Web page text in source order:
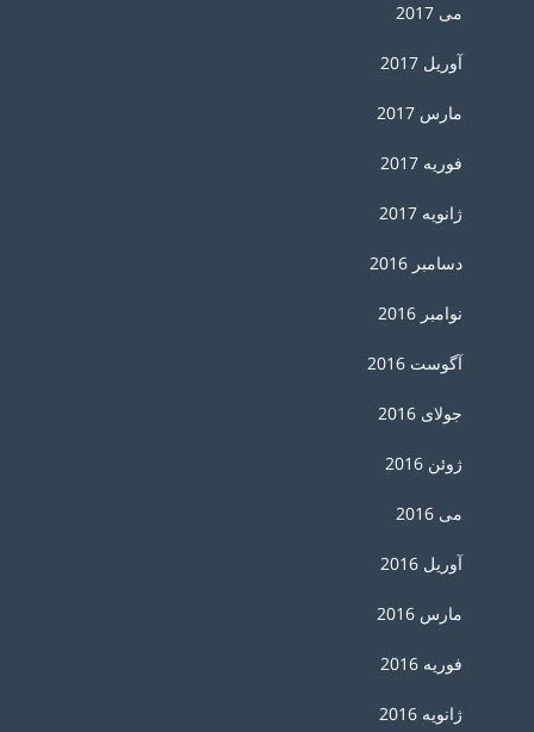
می 2017
آوریل 2017
مارس 2017
فوریه 2017
ژانویه 2017
دسامبر 2016
نوامبر 2016
آگوست 2016
جولای 2016
ژوئن 2016
می 2016
آوریل 2016
مارس 2016
فوریه 2016
ژانویه 2016